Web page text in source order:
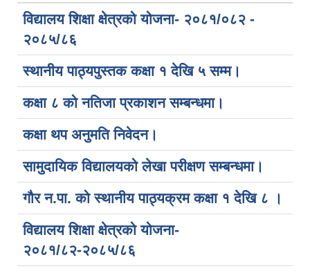
विद्यालय शिक्षा क्षेत्रको योजना- २०८१/०८२ -
२०८५/८६
स्थानीय पाठ्यपुस्तक कक्षा १ देखि ५ सम्म।
कक्षा ८ को नतिजा प्रकाशन सम्बन्धमा।
कक्षा थप अनुमति निवेदन।
सामुदायिक विद्यालयको लेखा परीक्षण सम्बन्धमा।
गौर न.पा. को स्थानीय पाठ्यक्रम कक्षा १ देखि ८ ।
विद्यालय शिक्षा क्षेत्रको योजना-
२०८१/८२-२०८५/८६